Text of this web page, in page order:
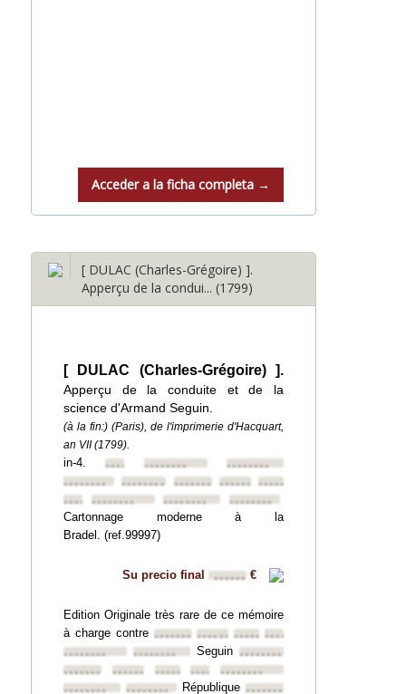
Acceder a la ficha completa →
[ DULAC (Charles-Grégoire) ].
Apperçu de la condui... (1799)
[ DULAC (Charles-Grégoire) ].
Apperçu de la conduite et de la
science d'Armand Seguin.
(à la fin:) (Paris), de l'imprimerie d'Hacquart,
an VII (1799).
in-4.••••••••••••••••
••••••••
••••••••
•••••••• •••••••• ••••••••••••••••
•••••••••••••••• ••••••••
••••••••
Cartonnage moderne à la
Bradel. (ref.99997)
Su precio final •••••• €
Edition Originale très rare de ce mémoire
à charge contre ••••••••••••••••••••••••••••••••
••••••••
•••••••• Seguin ••••••••
••••••••
••••••••••••••••••••••••••••••••
••••••••
•••••••• République ••••••••